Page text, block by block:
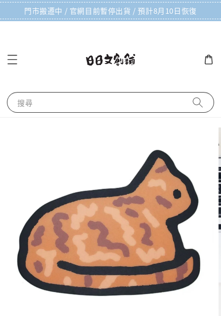
門市搬遷中 / 官網目前暫停出貨 / 預計8月10日恢復
搜尋